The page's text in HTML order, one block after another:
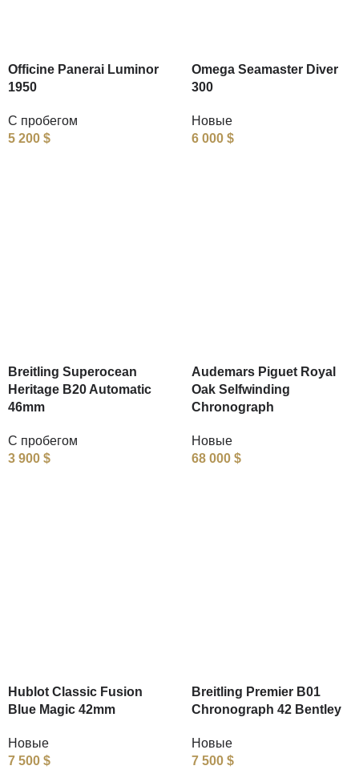
Officine Panerai Luminor
1950
С пробегом
5 200 $
Omega Seamaster Diver
300
Новые
6 000 $
Breitling Superocean
Heritage B20 Automatic
46mm
С пробегом
3 900 $
Audemars Piguet Royal
Oak Selfwinding
Chronograph
Новые
68 000 $
Hublot Classic Fusion
Blue Magic 42mm
Новые
7 500 $
Breitling Premier B01
Chronograph 42 Bentley
Новые
7 500 $